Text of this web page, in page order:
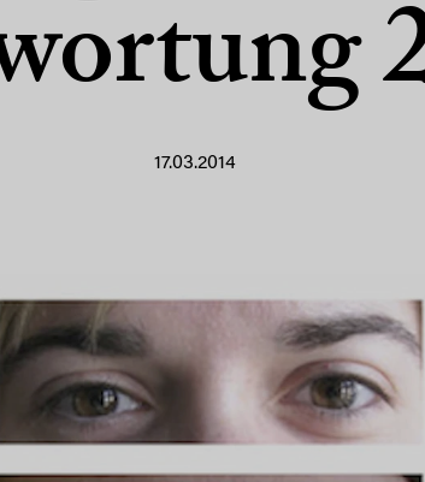
17.03.2014